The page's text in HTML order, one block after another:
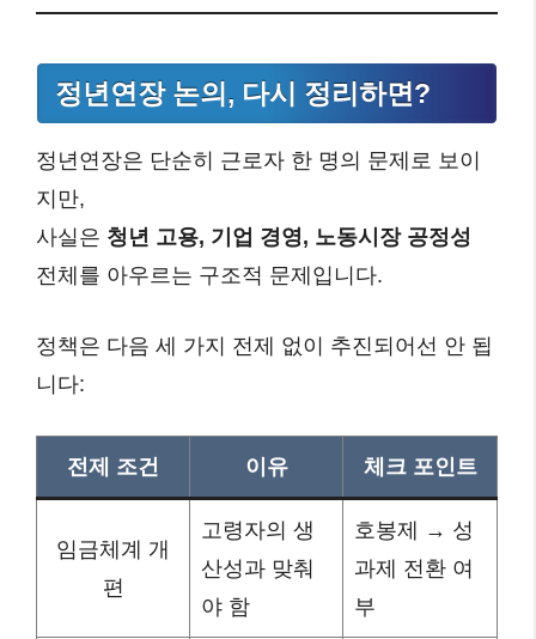
정년연장 논의, 다시 정리하면?
정년연장은 단순히 근로자 한 명의 문제로 보이
지만,
사실은 청년 고용, 기업 경영, 노동시장 공정성
전체를 아우르는 구조적 문제입니다.
정책은 다음 세 가지 전제 없이 추진되어선 안 됩
니다:
전제 조건 이유 체크 포인트
임금체계 개
편
고령자의 생
산성과 맞춰
야 함
호봉제 → 성
과제 전환 여
부